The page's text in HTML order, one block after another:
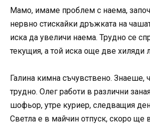
Мамо, имаме проблем с наема,
нервно стискайки дръжката на
иска да увеличи наема. Трудно се
текущия, а той иска още две хиляди
Галина кимна съчувствено. Знаеше,
трудно. Олег работи в различни
шофьор, утре куриер, следващия
Светла е в майчин отпуск, скоро ще